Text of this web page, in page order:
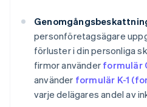
personföretagsägare
förluster i din personliga
firmor använder formulär
använder formulär K-1
varje delägares andel av